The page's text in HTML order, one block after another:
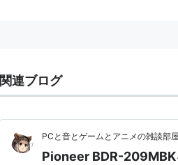
関連ブログ
PCと音とゲームとアニメの雑談部
Pioneer BDR-